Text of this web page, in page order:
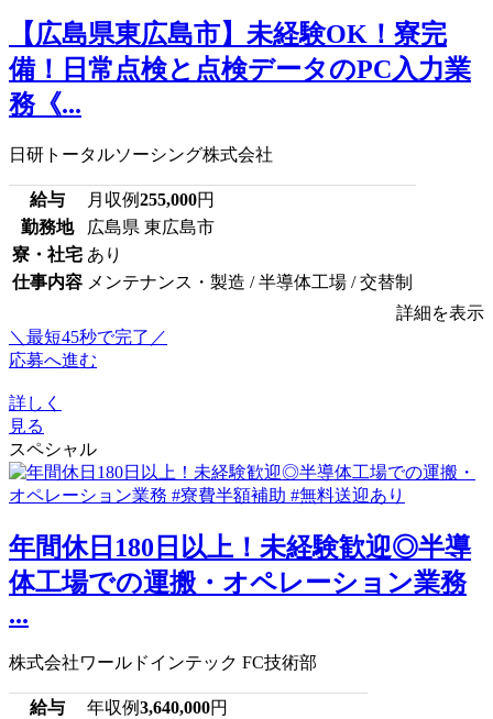
【広島県東広島市】未経験OK！寮完
備！日常点検と点検データのPC入力業
務《...
日研トータルソーシング株式会社
給与 月収例255,000円
勤務地
広島県 東広島市
寮・社宅 あり
仕事内容 メンテナンス・製造 / 半導体工場 / 交替制
詳細を表示
＼最短45秒で完了／
応募へ進む
詳しく
見る
スペシャル
年間休日180日以上！未経験歓迎◎半導
体工場での運搬・オペレーション業務
...
株式会社ワールドインテック FC技術部
給与 年収例3,640,000円